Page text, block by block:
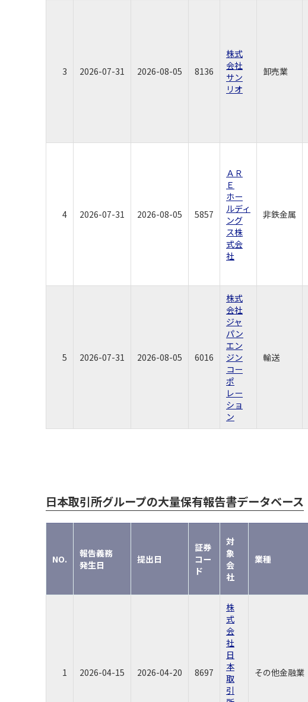
3 2026-07-31 2026-08-05 8136
株式
会社
サン
リオ
卸売業
4 2026-07-31 2026-08-05 5857
ＡＲ
Ｅ
ホー
ルディ
ング
ス株
式会
社
非鉄金属
5 2026-07-31 2026-08-05 6016
株式
会社
ジャ
パン
エン
ジン
コー
ポ
レー
ショ
ン
輸送
日本取引所グループの大量保有報告書データベース
NO.
報告義務
発生日
提出日
証券
コー
ド
対
象
会
社
業種
1 2026-04-15 2026-04-20 8697
株
式
会
社
日
本
取
引
その他金融業